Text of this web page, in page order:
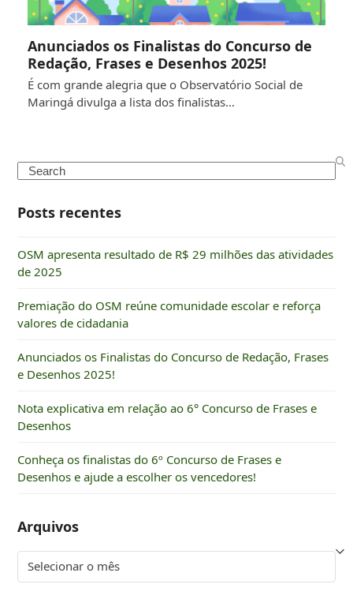
Anunciados os Finalistas do Concurso de
Redação, Frases e Desenhos 2025!
É com grande alegria que o Observatório Social de
Maringá divulga a lista dos finalistas…
Search
Posts recentes
OSM apresenta resultado de R$ 29 milhões das atividades
de 2025
Premiação do OSM reúne comunidade escolar e reforça
valores de cidadania
Anunciados os Finalistas do Concurso de Redação, Frases
e Desenhos 2025!
Nota explicativa em relação ao 6° Concurso de Frases e
Desenhos
Conheça os finalistas do 6º Concurso de Frases e
Desenhos e ajude a escolher os vencedores!
Arquivos
Arquivos